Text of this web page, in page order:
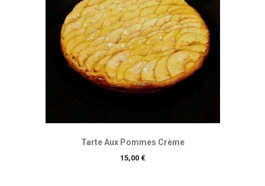
Tarte Aux Pommes Crème
Prix
15,00 €